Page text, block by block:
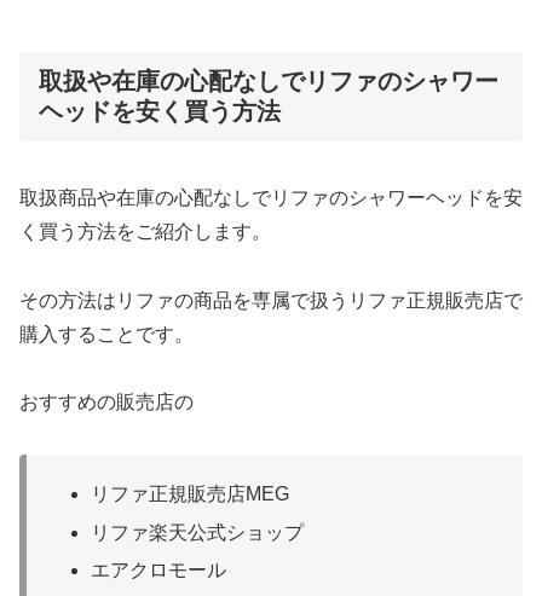
取扱や在庫の心配なしでリファのシャワー
ヘッドを安く買う方法
取扱商品や在庫の心配なしでリファのシャワーヘッドを安
く買う方法をご紹介します。
その方法はリファの商品を専属で扱うリファ正規販売店で
購入することです。
おすすめの販売店の
リファ正規販売店MEG
リファ楽天公式ショップ
エアクロモール